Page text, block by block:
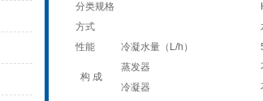
分类规格
方式
性能
冷凝水量（L/h）
构 成
蒸发器
冷凝器